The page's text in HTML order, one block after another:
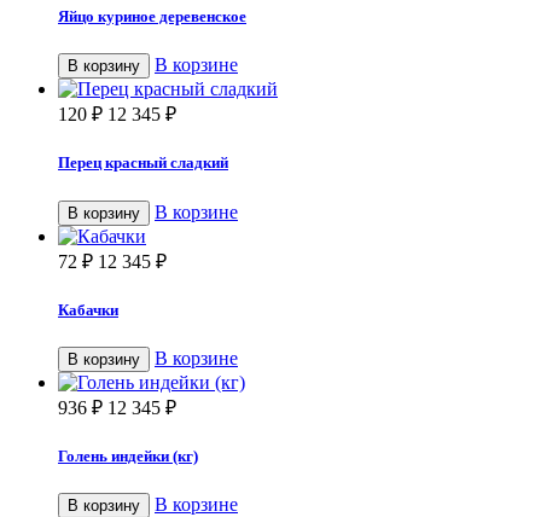
Яйцо куриное деревенское
В корзину В корзине
120 ₽ 12 345 ₽
Перец красный сладкий
В корзину В корзине
72 ₽ 12 345 ₽
Кабачки
В корзину В корзине
936 ₽ 12 345 ₽
Голень индейки (кг)
В корзину В корзине